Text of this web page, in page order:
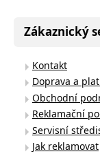
Zákaznický
Kontakt
Doprava a
Obchodní
Reklamační
Servisní
Jak reklamovat